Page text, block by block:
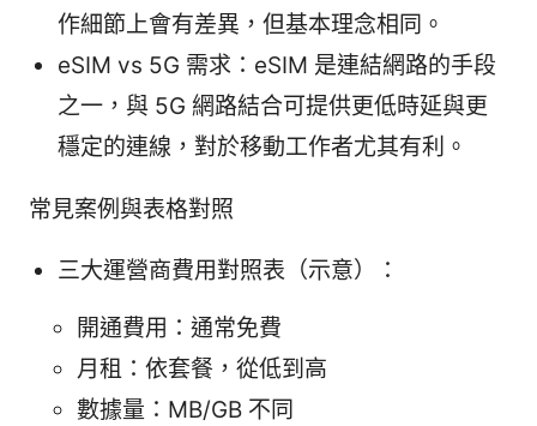
作細節上會有差異，但基本理念相同。
eSIM vs 5G 需求：eSIM 是連結網路的手段
之一，與 5G 網路結合可提供更低時延與更
穩定的連線，對於移動工作者尤其有利。
常見案例與表格對照
三大運營商費用對照表（示意）：
開通費用：通常免費
月租：依套餐，從低到高
數據量：MB/GB 不同